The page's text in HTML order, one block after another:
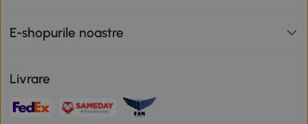
E-shopurile noastre
Livrare